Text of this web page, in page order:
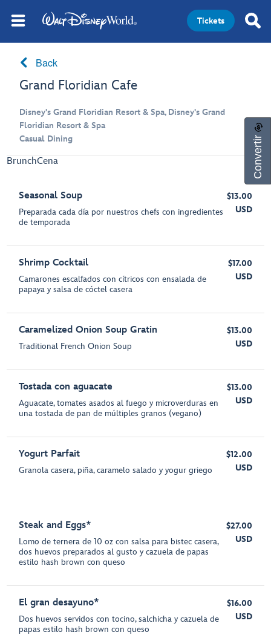
Tickets
Back
Grand Floridian Cafe
Disney's Grand Floridian Resort & Spa, Disney's Grand
Floridian Resort & Spa
Casual Dining
BrunchCena
Seasonal Soup
Preparada cada día por nuestros chefs con ingredientes
de temporada
$13.00
USD
Shrimp Cocktail
Camarones escalfados con cítricos con ensalada de
papaya y salsa de cóctel casera
$17.00
USD
Caramelized Onion Soup Gratin
Traditional French Onion Soup
$13.00
USD
Tostada con aguacate
Aguacate, tomates asados al fuego y microverduras en
una tostada de pan de múltiples granos (vegano)
$13.00
USD
Yogurt Parfait
Granola casera, piña, caramelo salado y yogur griego
$12.00
USD
Steak and Eggs*
Lomo de ternera de 10 oz con salsa para bistec casera,
dos huevos preparados al gusto y cazuela de papas
estilo hash brown con queso
$27.00
USD
El gran desayuno*
Dos huevos servidos con tocino, salchicha y cazuela de
papas estilo hash brown con queso
$16.00
USD
Convertir